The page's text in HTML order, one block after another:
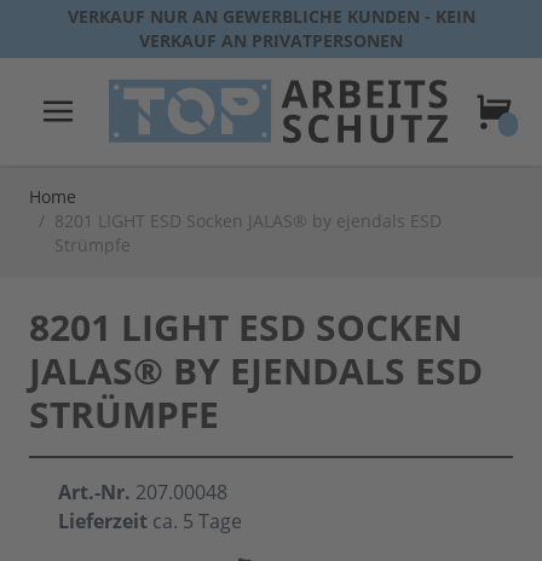
Direkt zum Inhalt
VERKAUF NUR AN GEWERBLICHE KUNDEN - KEIN
VERKAUF AN PRIVATPERSONEN
Home
/ 8201 LIGHT ESD Socken JALAS® by ejendals ESD
Strümpfe
8201 LIGHT ESD SOCKEN
JALAS® BY EJENDALS ESD
STRÜMPFE
Art.-Nr. 207.00048
Lieferzeit ca. 5 Tage